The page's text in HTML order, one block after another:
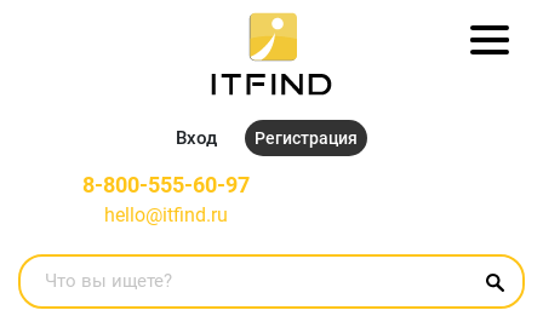
Вход Регистрация
8-800-555-60-97
hello@itfind.ru